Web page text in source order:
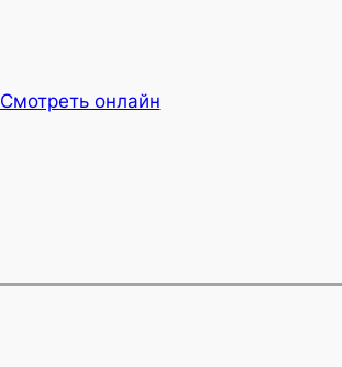
Смотреть онлайн